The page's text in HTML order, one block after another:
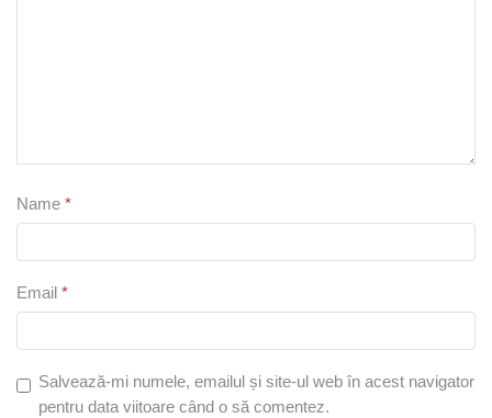
Name *
Email *
Salvează-mi numele, emailul și site-ul web în acest navigator
pentru data viitoare când o să comentez.